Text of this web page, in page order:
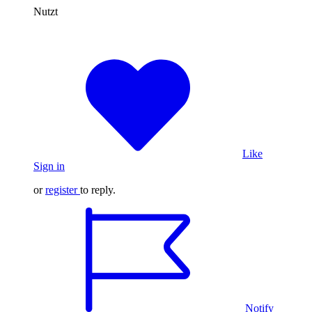
Nutzt
Like
Sign in
orregister to reply.
Notify